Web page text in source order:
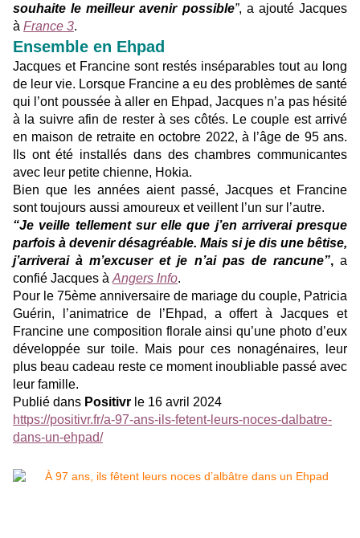
souhaite le meilleur avenir possible”, a ajouté Jacques
à France 3.
Ensemble en Ehpad
Jacques et Francine sont restés inséparables tout au long
de leur vie. Lorsque Francine a eu des problèmes de santé
qui l’ont poussée à aller en Ehpad, Jacques n’a pas hésité
à la suivre afin de rester à ses côtés. Le couple est arrivé
en maison de retraite en octobre 2022, à l’âge de 95 ans.
Ils ont été installés dans des chambres communicantes
avec leur petite chienne, Hokia.
Bien que les années aient passé, Jacques et Francine
sont toujours aussi amoureux et veillent l’un sur l’autre.
“Je veille tellement sur elle que j’en arriverai presque
parfois à devenir désagréable. Mais si je dis une bêtise,
j’arriverai à m’excuser et je n’ai pas de rancune”,a
confié Jacques à Angers Info.
Pour le 75ème anniversaire de mariage du couple, Patricia
Guérin, l’animatrice de l’Ehpad, a offert à Jacques et
Francine une composition florale ainsi qu’une photo d’eux
développée sur toile. Mais pour ces nonagénaires, leur
plus beau cadeau reste ce moment inoubliable passé avec
leur famille.
Publié dans Positivr le 16 avril 2024
https://positivr.fr/a-97-ans-ils-fetent-leurs-noces-dalbatre-
dans-un-ehpad/